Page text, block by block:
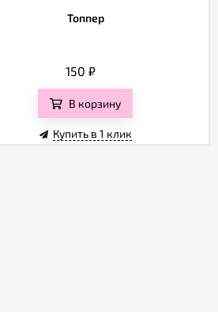
Топпер
150 ₽
В корзину
Купить в 1 клик